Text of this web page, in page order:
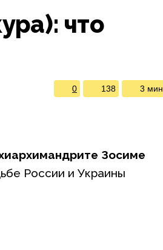
что
3 мин
138
0
Зосиме
России и Украины